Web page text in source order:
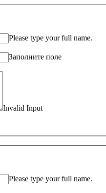
Please type your full name.
Заполните поле
Invalid Input
Please type your full name.